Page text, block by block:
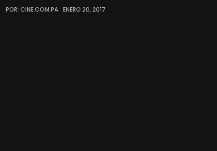
POR: CINE.COM.PA ENERO 20, 2017